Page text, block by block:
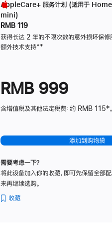
AppleCare+ 服务计划 (适用于
mini)
RMB 119
获得长达 2 年的不限次数的意外损坏保修
额外技术支持脚
**
RMB 999
含增值税及其他法定税费：约 RMB 115‡。
添加到购物袋
需要考虑一下？
将此设备加入你的收藏，即可先保留全部
来再继续选购。
收藏